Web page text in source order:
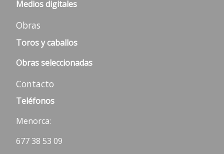
Medios digitales
Obras
Toros y caballos
Obras seleccionadas
Contacto
Teléfonos
Menorca:
677 38 53 09